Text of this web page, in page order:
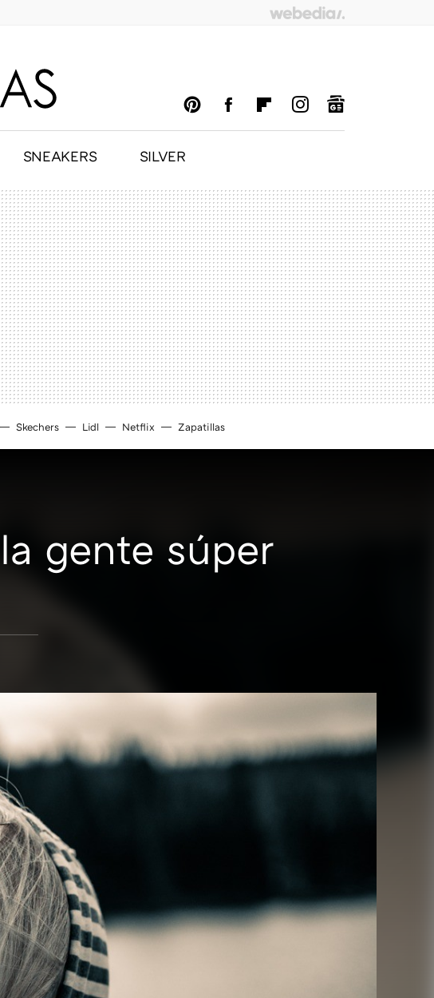
SNEAKERS SILVER
Skechers Lidl Netflix Zapatillas
gente súper